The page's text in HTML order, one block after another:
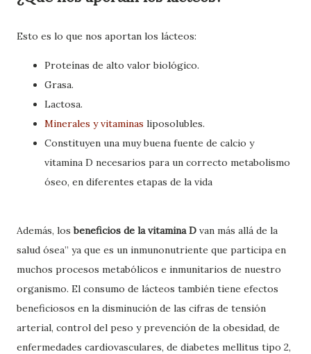
Esto es lo que nos aportan los lácteos:
Proteínas de alto valor biológico.
Grasa.
Lactosa.
Minerales y vitaminas liposolubles.
Constituyen una muy buena fuente de calcio y
vitamina D necesarios para un correcto metabolismo
óseo, en diferentes etapas de la vida
Además, losbeneficios de la vitamina D van más allá de la
salud ósea” ya que es un inmunonutriente que participa en
muchos procesos metabólicos e inmunitarios de nuestro
organismo. El consumo de lácteos también tiene efectos
beneficiosos en la disminución de las cifras de tensión
arterial, control del peso y prevención de la obesidad, de
enfermedades cardiovasculares, de diabetes mellitus tipo 2,